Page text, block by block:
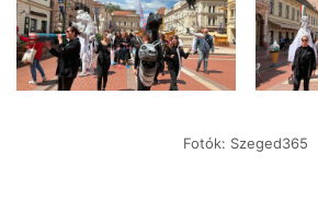
Fotók: Szeged365